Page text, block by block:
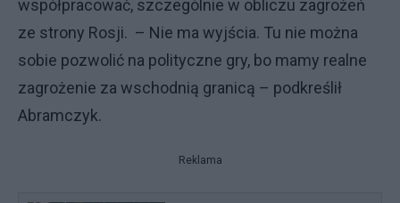
współpracować, szczególnie w obliczu zagrożeń
ze strony Rosji. – Nie ma wyjścia. Tu nie można
sobie pozwolić na polityczne gry, bo mamy realne
zagrożenie za wschodnią granicą – podkreślił
Abramczyk.
Reklama